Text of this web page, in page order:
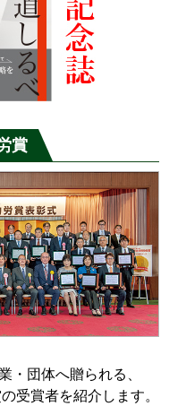
賞
団体へ贈られる、
受賞者を紹介します。